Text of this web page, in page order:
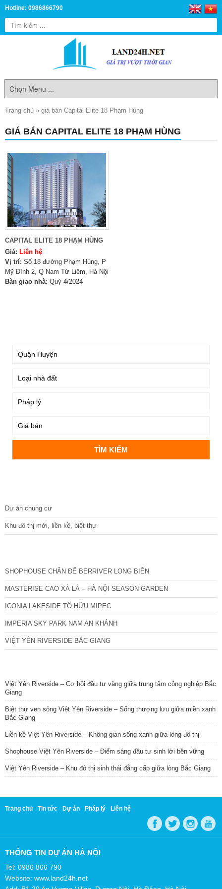
Hotline: 0986866790
Trang chủ » giá bán Capital Elite 18 Phạm Hùng
GIÁ BÁN CAPITAL ELITE 18 PHẠM HÙNG
CAPITAL ELITE 18 PHẠM HÙNG
Giá: Liên hệ
Vị trí: Số 18 đường Phạm Hùng, P
Mỹ Đình 2, Q Nam Từ Liêm, Hà Nội
Bàn giao nhà: Quý 4/2024
Dự án chung cư
Khu đô thị mới, liền kề, biệt thự
SHOPHOUSE CHÂN ĐẾ BERRIVER LONG BIÊN
MASTERISE CAO XÀ LÁ – HÀ NỘI SEASON GARDEN
ICONIA LAKESIDE TỐ HỮU MIPEC
IMPERIA SKY PARK NAM AN KHÁNH
VIỆT YÊN RIVERSIDE BẮC GIANG
Việt Yên Riverside – Cơ hội đầu tư vàng giữa trung tâm công nghiệp Bắc
Giang
Biệt thự ven sông Việt Yên Riverside – Sống thượng lưu giữa miền xanh
Bắc Giang
Liền kề Việt Yên Riverside – Không gian sống xanh giữa lòng đô thị
Shophouse Việt Yên Riverside – Điểm sáng đầu tư sinh lời bền vững
Việt Yên Riverside – Khu đô thị sinh thái đẳng cấp giữa lòng Bắc Giang
Trang chủ Tin tức Dự án Pháp lý Liên hệ
THÔNG TIN DỰ ÁN HÀ NỘI
Tel: 0986 866 790
Website: www.land24h.net